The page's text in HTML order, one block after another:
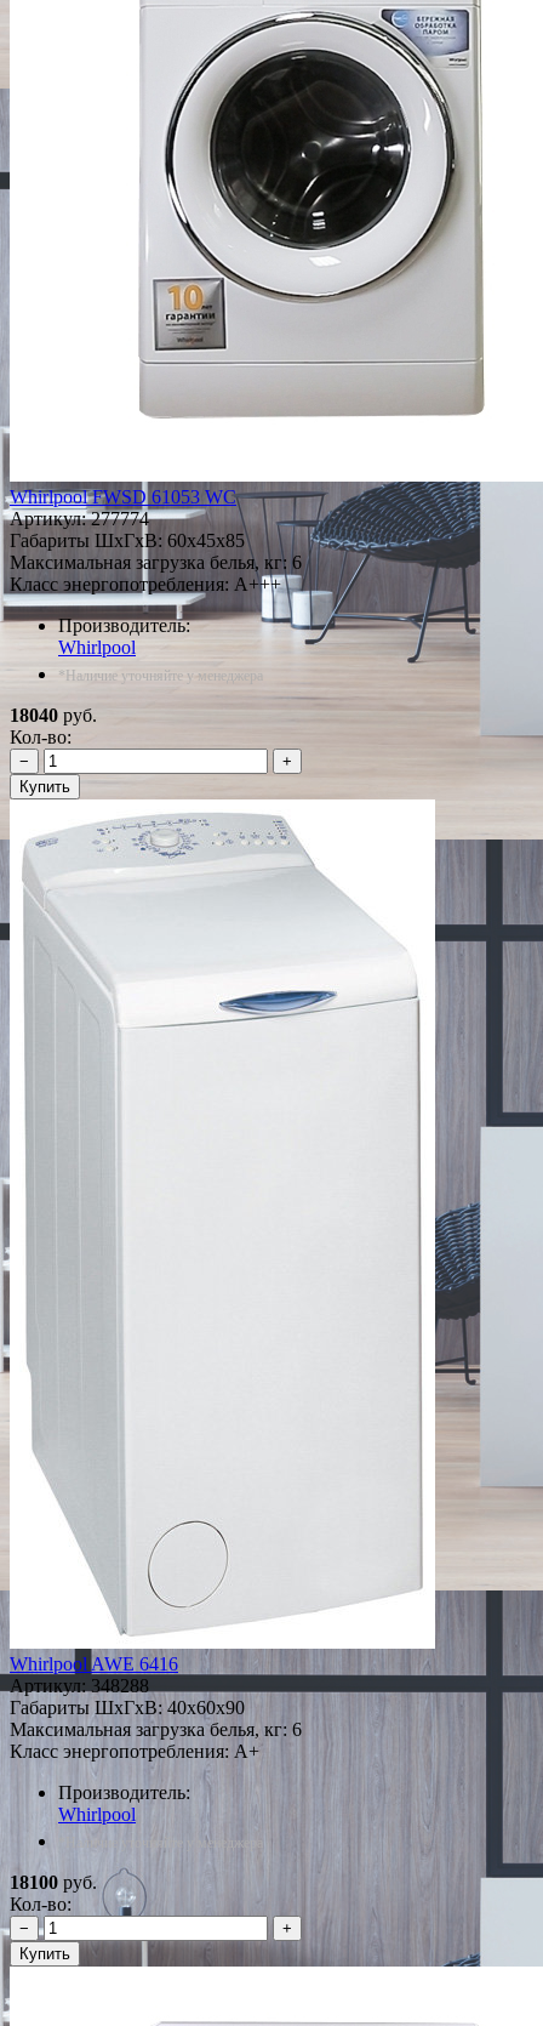
Whirlpool FWSD 61053 WC
Артикул:277774
Габариты ШxГxВ: 60x45x85
Максимальная загрузка белья, кг: 6
Класс энергопотребления: A+++
Производитель:
Whirlpool
*Наличие уточняйте у менеджера
18040 руб.
Кол-во:
−
+
Купить
Whirlpool AWE 6416
Артикул: 348288
Габариты ШxГxВ: 40x60x90
Максимальная загрузка белья, кг: 6
Класс энергопотребления: A+
Производитель:
Whirlpool
*Наличие уточняйте у менеджера
18100 руб.
Кол-во:
−
+
Купить